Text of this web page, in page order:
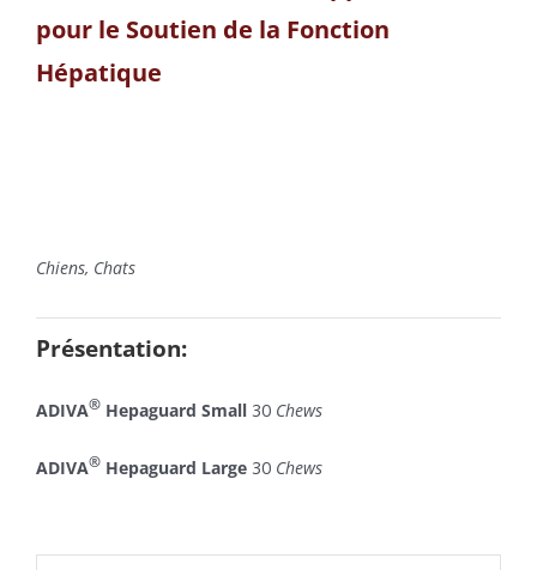
pour le Soutien de la Fonction
Hépatique
Chiens, Chats
Présentation:
ADIVA® Hepaguard Small 30 Chews
ADIVA® Hepaguard Large 30 Chews